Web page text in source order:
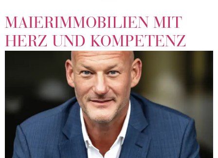
MAIERIMMOBILIEN MIT
HERZ UND KOMPETENZ